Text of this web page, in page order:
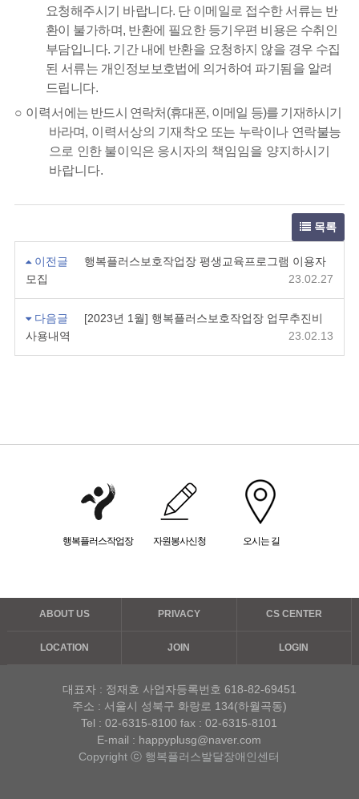
요청해주시기 바랍니다. 단 이메일로 접수한 서류는 반
환이 불가하며, 반환에 필요한 등기우편 비용은 수취인
부담입니다. 기간 내에 반환을 요청하지 않을 경우 수집
된 서류는 개인정보보호법에 의거하여 파기됨을 알려
드립니다.
○ 이력서 에는 반드시 연락처 (휴대폰, 이메일 등)를 기재하시기
바라며, 이력서상의 기재착오 또는 누락이나 연락불능
으로 인한 불이익은 응시자의 책임임을 양지하시기
바랍니다.
목록
이전글
행복플러스보호작업장 평생교육프로그램 이용자
모집
23.02.27
다음글
[2023년 1월] 행복플러스보호작업장 업무추진비
사용내역
23.02.13
행복플러스작업장 자원봉사신청 오시는 길
ABOUT US PRIVACY CS CENTER
LOCATION JOIN LOGIN
대표자 : 정재호 사업자등록번호 618-82-69451
주소 : 서울시 성북구 화랑로 134(하월곡동)
Tel :02-6315-8100 fax : 02-6315-8101
E-mail : happyplusg@naver.com
Copyright ⓒ 행복플러스발달장애인센터